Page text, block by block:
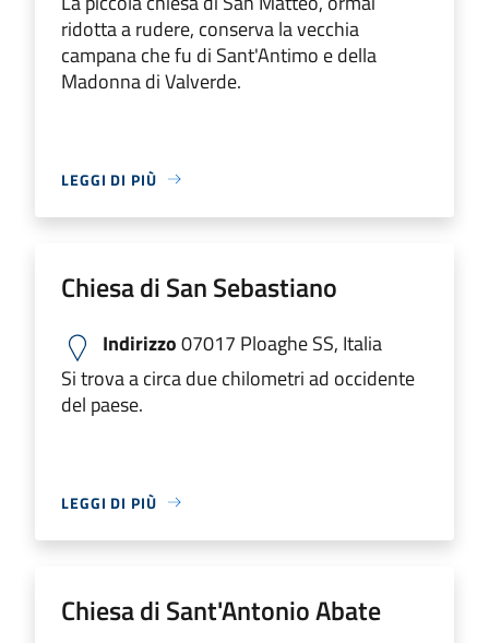
ridotta a rudere, conserva la vecchia
campana che fu di Sant'Antimo e della
Madonna di Valverde.
LEGGI DI PIÙ
Chiesa di San Sebastiano
Indirizzo07017 Ploaghe SS, Italia
Si trova a circa due chilometri ad occidente
del paese.
LEGGI DI PIÙ
Chiesa di Sant'Antonio Abate